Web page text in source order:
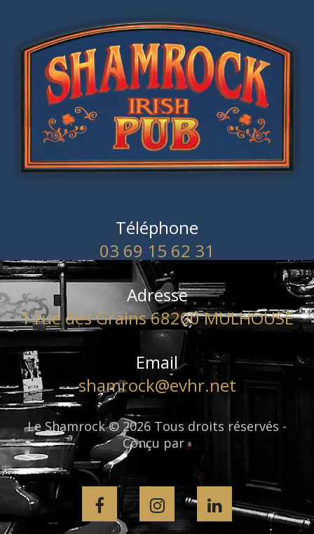
Téléphone
03 69 15 62 31
Adresse
1 rue des Grains 68200 MULHOUSE
Email
shamrock@evhr.net
Le Shamrock © 2026 Tous droits réservés -
Conçu par